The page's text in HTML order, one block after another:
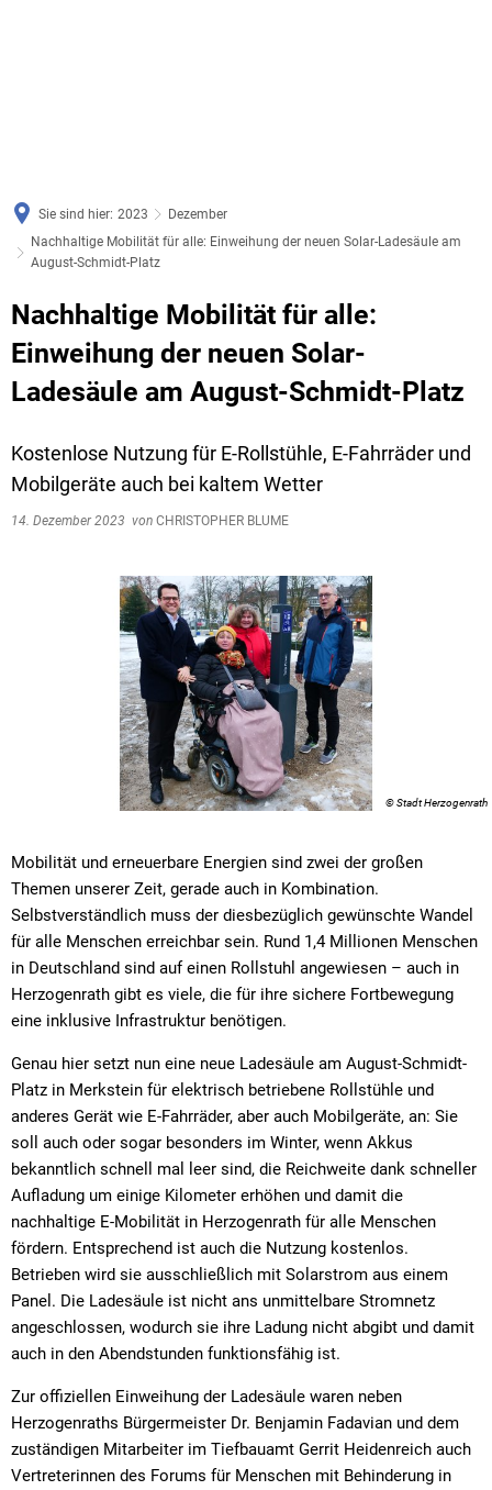
Sie sind hier: 2023
Dezember
Nachhaltige Mobilität für alle: Einweihung der neuen Solar-Ladesäule am
August-Schmidt-Platz
Nachhaltige Mobilität für alle:
Einweihung der neuen Solar-
Ladesäule am August-Schmidt-Platz
Kostenlose Nutzung für E-Rollstühle, E-Fahrräder und
Mobilgeräte auch bei kaltem Wetter
14. Dezember 2023 von CHRISTOPHER BLUME
© Stadt Herzogenrath
Mobilität und erneuerbare Energien sind zwei der großen
Themen unserer Zeit, gerade auch in Kombination.
Selbstverständlich muss der diesbezüglich gewünschte Wandel
für alle Menschen erreichbar sein. Rund 1,4 Millionen Menschen
in Deutschland sind auf einen Rollstuhl angewiesen – auch in
Herzogenrath gibt es viele, die für ihre sichere Fortbewegung
eine inklusive Infrastruktur benötigen.
Genau hier setzt nun eine neue Ladesäule am August-Schmidt-
Platz in Merkstein für elektrisch betriebene Rollstühle und
anderes Gerät wie E-Fahrräder, aber auch Mobilgeräte, an: Sie
soll auch oder sogar besonders im Winter, wenn Akkus
bekanntlich schnell mal leer sind, die Reichweite dank schneller
Aufladung um einige Kilometer erhöhen und damit die
nachhaltige E-Mobilität in Herzogenrath für alle Menschen
fördern. Entsprechend ist auch die Nutzung kostenlos.
Betrieben wird sie ausschließlich mit Solarstrom aus einem
Panel. Die Ladesäule ist nicht ans unmittelbare Stromnetz
angeschlossen, wodurch sie ihre Ladung nicht abgibt und damit
auch in den Abendstunden funktionsfähig ist.
Zur offiziellen Einweihung der Ladesäule waren neben
Herzogenraths Bürgermeister Dr. Benjamin Fadavian und dem
zuständigen Mitarbeiter im Tiefbauamt Gerrit Heidenreich auch
Vertreterinnen des Forums für Menschen mit Behinderung in